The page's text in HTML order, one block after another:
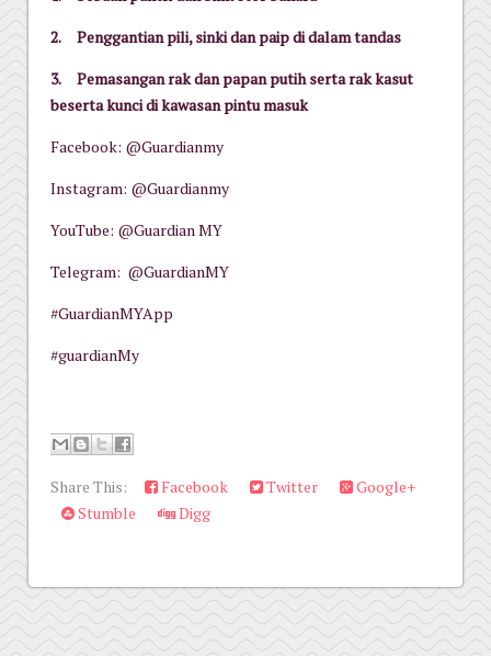
2.
Penggantian pili, sinki dan paip di dalam tandas
3.
Pemasangan rak dan papan putih serta rak kasut
beserta kunci di kawasan pintu masuk
Facebook: @Guardianmy
Instagram: @Guardianmy
YouTube: @Guardian MY
Telegram: @GuardianMY
#GuardianMYApp
#guardianMy
Share This: Facebook Twitter
Google+
Stumble
Digg